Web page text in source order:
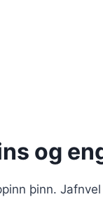
og
þinn.